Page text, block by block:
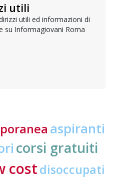
utili
utili ed informazioni di
su Informagiovani Roma
aspiranti
corsi gratuiti
costdisoccupati